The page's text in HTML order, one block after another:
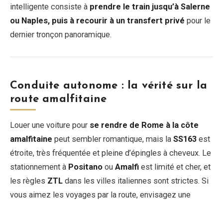
intelligente consiste à prendre le train jusqu’à Salerne
ou Naples, puis à recourir à un transfert privé pour le
dernier tronçon panoramique.
Conduite autonome : la vérité sur la
route amalfitaine
Louer une voiture pour se rendre de Rome à la côte
amalfitaine peut sembler romantique, mais la SS163 est
étroite, très fréquentée et pleine d’épingles à cheveux. Le
stationnement à Positano ou Amalfi est limité et cher, et
les règles ZTL dans les villes italiennes sont strictes. Si
vous aimez les voyages par la route, envisagez une